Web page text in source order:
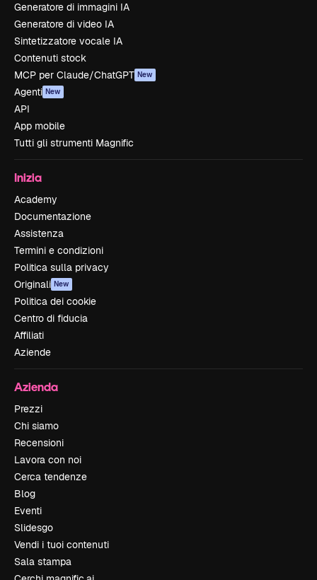
Generatore di immagini IA
Generatore di video IA
Sintetizzatore vocale IA
Contenuti stock
MCP per Claude/ChatGPT New
Agenti New
API
App mobile
Tutti gli strumenti Magnific
Inizia
Academy
Documentazione
Assistenza
Termini e condizioni
Politica sulla privacy
Originali New
Politica dei cookie
Centro di fiducia
Affiliati
Aziende
Azienda
Prezzi
Chi siamo
Recensioni
Lavora con noi
Cerca tendenze
Blog
Eventi
Slidesgo
Vendi i tuoi contenuti
Sala stampa